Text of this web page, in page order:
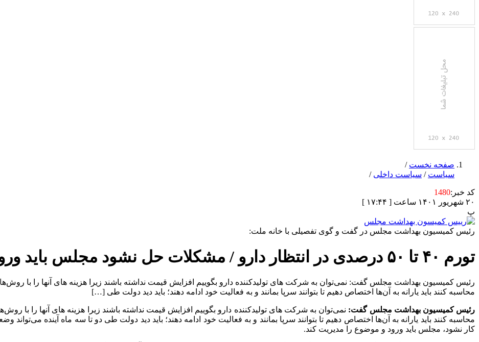
صفحه نخست /
سیاست / سیاست داخلی /
کد خبر:1480
۲۰ شهریور ۱۴۰۱ ساعت [ ۱۷:۴۴ ]
پ
رئیس کمیسیون بهداشت مجلس در گفت و گوی تفصیلی با خانه ملت:
تورم ۴۰ تا ۵۰ درصدی در انتظار دارو / مشکلات حل نشود مجلس باید ورود کند
محاسبه کنند باید یارانه به آن‌ها اختصاص دهیم تا بتوانند سرپا بمانند و به فعالیت خود ادامه دهند؛ باید دید دولت طی […]
رئیس کمیسیون بهداشت مجلس گفت:
محاسبه کنند باید یارانه به آن‌ها اختصاص دهیم تا بتوانند سرپا بمانند و به فعالیت خود ادامه دهند؛ باید دید دولت طی دو تا سه ماه آینده
کار نشود، مجلس باید ورود و موضوع را مدیریت کند.